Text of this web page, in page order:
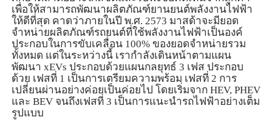
เพื่อให้สามารถพัฒนาผลิตภัณฑ์ยานยนต์พลังงานไฟฟ้า
ให้ดีที่สุด คาดว่าภายในปี พ.ศ. 2573 มาสด้าจะมียอด
จำหน่ายผลิตภัณฑ์รถยนต์ที่ใช้พลังงานไฟฟ้าเป็นองค์
ประกอบในการขับเคลื่อน 100% ของยอดจำหน่ายรวม
ทั้งหมด แต่ในระหว่างนี้ เรากำลังเดินหน้าตามแผน
พัฒนา xEVs ประกอบด้วยแผนกลยุทธ์ 3 เฟส ประกอบ
ด้วย เฟสที่ 1 เป็นการเตรียมความพร้อม เฟสที่ 2 การ
เปลี่ยนผ่านอย่างค่อยเป็นค่อยไป โดยเริ่มจาก HEV, PHEV
และ BEV จนถึงเฟสที่ 3 เป็นการแนะนำรถไฟฟ้าอย่างเต็ม
รูปแบบ